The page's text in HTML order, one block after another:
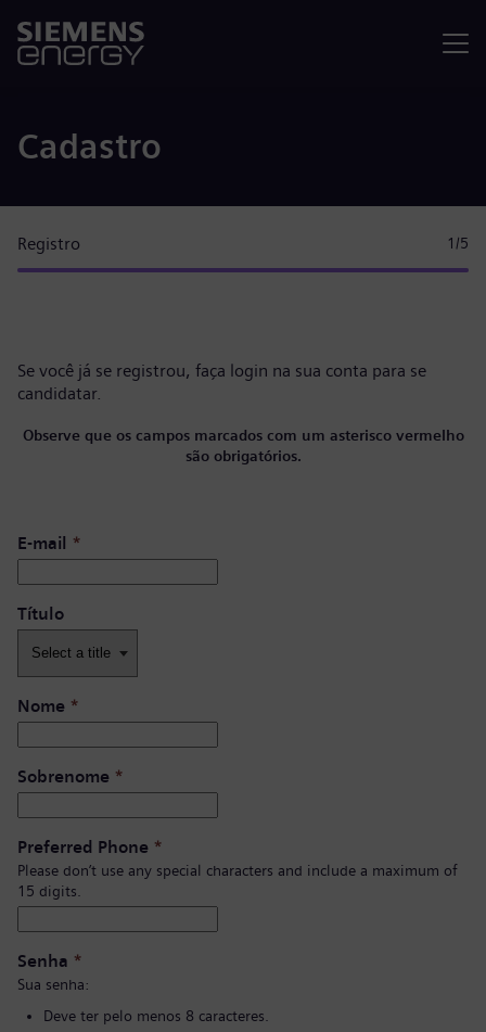
Cadastro
Registro 1 /5
Se você já se registrou, faça login na sua conta para se
candidatar.
Observe que os campos marcados com um asterisco vermelho
são obrigatórios.
E-mail *
Título
Nome *
Sobrenome *
Preferred Phone *
Please don’t use any special characters and include a maximum of
15 digits.
Senha *
Sua senha:
Deve ter pelo menos 8 caracteres.